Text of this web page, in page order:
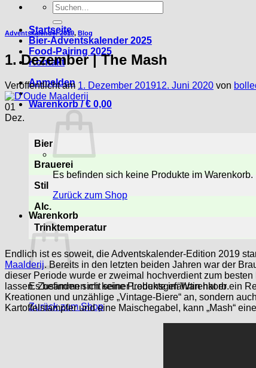
Suche
nach:
Startseite
Bier-Adventskalender 2025
Food-Pairing 2025
Kontakt
Anmelden
Warenkorb /€ 0,00
Es befinden sich keine Produkte im Warenkorb.
Zurück zum Shop
Warenkorb
Es befinden sich keine Produkte im Warenkorb.
Zurück zum Shop
Adventskalender 2019, Blog
1. Dezember | The Mash
Veröffentlicht am 1. Dezember 201912. Juni 2020 von
01
Dez.
Bier
Brauerei
Stil
Alc.
Trinktemperatur
Endlich ist es soweit, die Adventskalender-Edition 2019
Maalderij. Bereits in den letzten beiden Jahren war der
dieser Periode wurde er zweimal hochverdient zum
lassen. Zusammen mit seiner Lebensgefährtin hat er ein
Kreationen und unzählige „Vintage-Biere“ an, sondern
Kartoffelstampfer und eine Maischegabel, kann „Mash“